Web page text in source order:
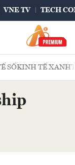
VNE TV TECH
SỐKINH TẾ XANH